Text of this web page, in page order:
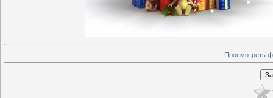
Просмотреть